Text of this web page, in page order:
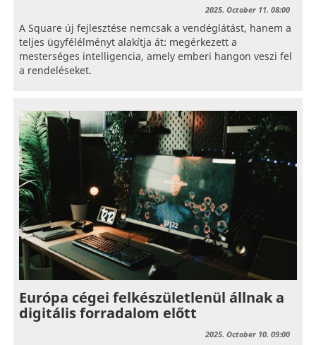
2025. October 11. 08:00
A Square új fejlesztése nemcsak a vendéglátást, hanem a
teljes ügyfélélményt alakítja át: megérkezett a
mesterséges intelligencia, amely emberi hangon veszi fel
a rendeléseket.
Európa cégei felkészületlenül állnak a
digitális forradalom előtt
2025. October 10. 09:00